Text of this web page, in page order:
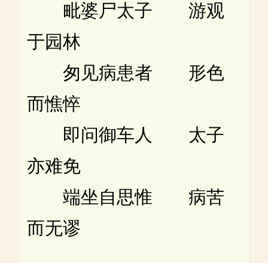
毗婆尸太子 游观
于园林
匆见病患者 形色
而憔悴
即问御车人 太子
亦难免
端坐自思惟 病苦
而无谬